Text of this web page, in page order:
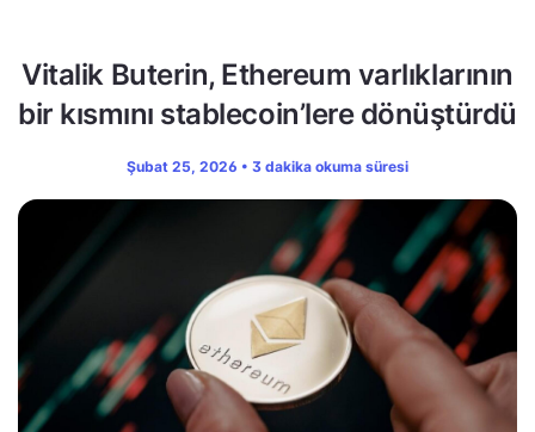
Vitalik Buterin, Ethereum varlıklarının
bir kısmını stablecoin’lere dönüştürdü
Şubat 25, 2026 • 3 dakika okuma süresi